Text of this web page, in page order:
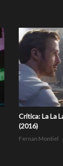
Crítica: La La
(2016)
Fernan Montiel